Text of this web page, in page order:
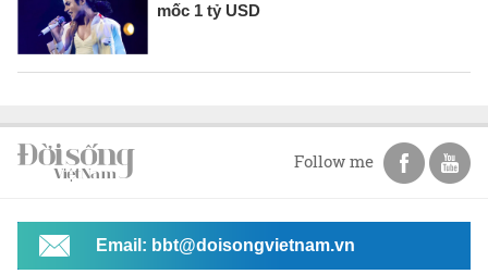
mốc 1 tỷ USD
Follow me
Email: bbt@doisongvietnam.vn